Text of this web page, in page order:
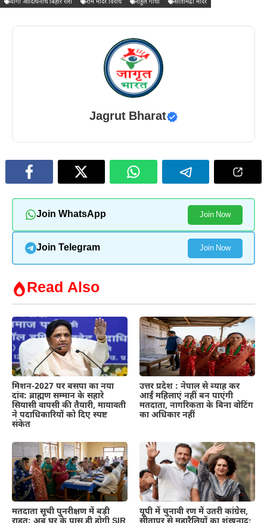
योगी आदित्यनाथ बिहार रैली राम मंदिर विरोध राहुल गाँधी सीतामढ़ी मंदिर
Jagrut Bharat
Join WhatsApp Join Now
Join Telegram Join Now
Read Also
मिशन-2027 पर बसपा का नया
दांव: ब्राह्मण सम्मान के सहारे
सियासी वापसी की तैयारी, मायावती
ने पदाधिकारियों को दिए स्पष्ट
संकेत
उत्तर प्रदेश : नेपाल से ब्याह कर
आईं महिलाएं नहीं बन पाएंगी
मतदाता, नागरिकता के बिना वोटिंग
का अधिकार नहीं
मतदाता सूची पुनरीक्षण में बड़ी
यूपी में चुनावी रण में उतरी कांग्रेस,